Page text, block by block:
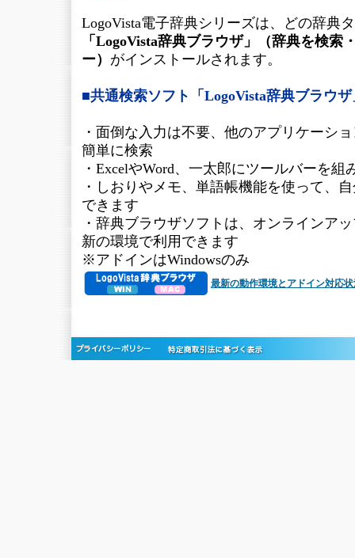
LogoVista電子辞典シリーズは、どの辞典
「LogoVista辞典ブラウザ」（辞典を検索
ー） がインストールされます。
■共通検索ソフト「LogoVista辞典ブラウ
・面倒な入力は不要、他のアプリケーシ
簡単に検索
・ExcelやWord、一太郎にツールバーを組
・しおりやメモ、単語帳機能を使って、
できます
・辞典ブラウザソフトは、オンラインア
新の環境で利用できます
※アドインはWindowsのみ
最新の動作環境とアドイン対応